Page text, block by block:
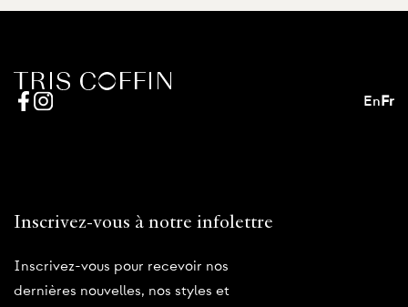
En Fr
Inscrivez-vous à notre infolettre
Inscrivez-vous pour recevoir nos
dernières nouvelles, nos styles et